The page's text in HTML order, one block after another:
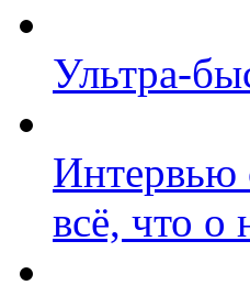
Ультра-
Интервью
всё, что о